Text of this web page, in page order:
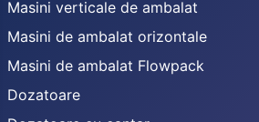
Masini verticale de ambalat
Masini de ambalat orizontale
Masini de ambalat Flowpack
Dozatoare